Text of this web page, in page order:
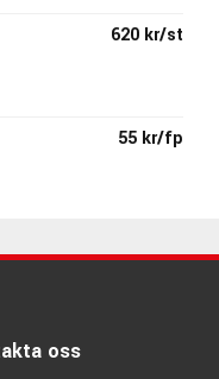
620 kr/st
55 kr/fp
oss